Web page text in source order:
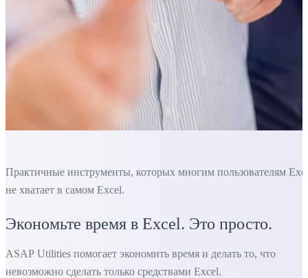
Практичные инструменты, которых многим пользователям
не хватает в самом Excel.
Экономьте время в Excel. Это просто.
ASAP Utilities помогает экономить время и делать то, что
невозможно сделать только средствами Excel.